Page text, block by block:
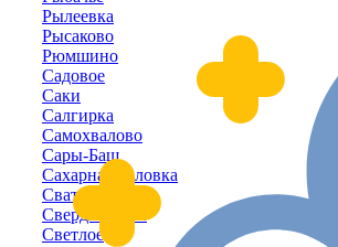
Рылеевка
Рысаково
Рюмшино
Садовое
Саки
Салгирка
Самохвалово
Сары-Баш
Сахарная Головка
Сватово
Свердловское
Светлое